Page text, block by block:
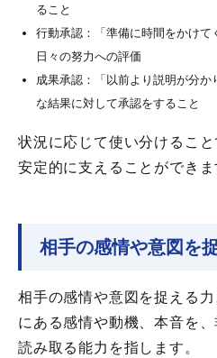
ること
行動承認：「準備に時間をかけて
日々の努力への評価
成果承認：「以前より説明が分か
な結果に対して承認をすること
状況に応じて使い分けるこ
安定的に支えることができま
相手の感情や意図を
相手の感情や意図を捉える
にある感情や動機、本音を
読み取る能力を指します。